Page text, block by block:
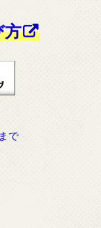
方
で